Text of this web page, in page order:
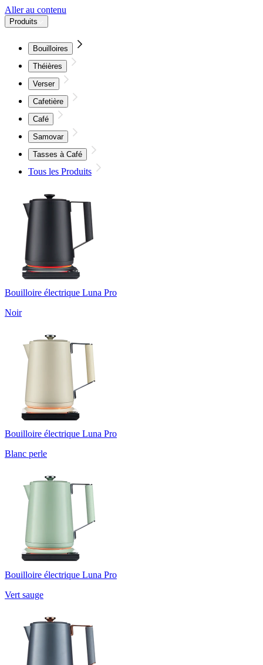
Aller au contenu
Produits
Bouilloires
Théières
Verser
Cafetière
Café
Samovar
Tasses à Café
Tous les Produits
Bouilloire électrique Luna Pro
Noir
Bouilloire électrique Luna Pro
Blanc perle
Bouilloire électrique Luna Pro
Vert sauge